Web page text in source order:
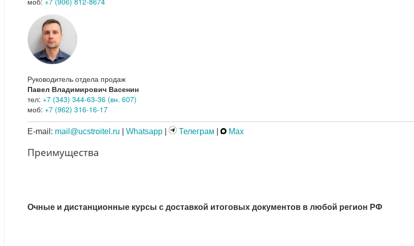
Руководитель отдела продаж
Павел Владимирович Васенин
тел: +7 (343) 344-63-36 (вн. 607)
моб: +7 (962) 316-16-17
E-mail: mail@ucstroitel.ru Whatsapp Телеграм Max
Преимущества
Очные и дистанционные курсы с доставкой итоговых документов в любой регион РФ